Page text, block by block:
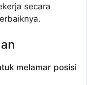
secara
melamar posisi